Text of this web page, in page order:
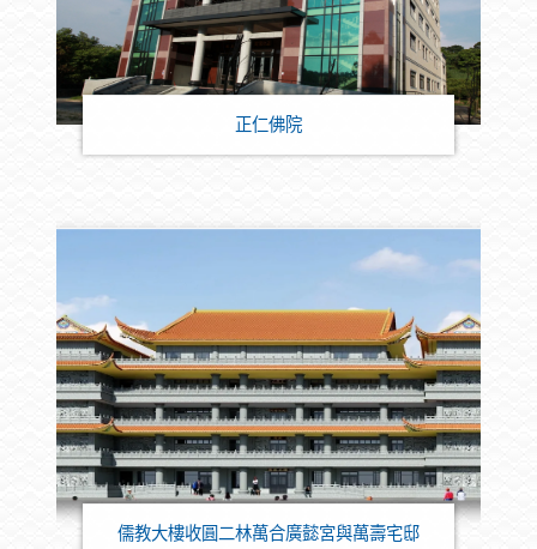
正仁佛院
儒教大樓收圓二林萬合廣懿宮與萬壽宅邸